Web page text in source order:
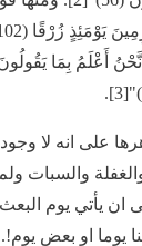
إِلَّا عَشْرًا (103) نَّحْنُ
على انه لا
والسبات
ان يأتي يوم
يوما او بعض يوم!.